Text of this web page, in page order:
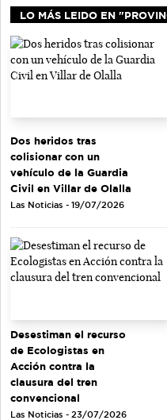
LO MÁS LEIDO EN
Dos heridos tras
colisionar con un
vehículo de la Guardia
Civil en Villar de Olalla
Las Noticias - 19/07/2026
Desestiman el recurso
de Ecologistas en
Acción contra la
clausura del tren
convencional
Las Noticias - 23/07/2026